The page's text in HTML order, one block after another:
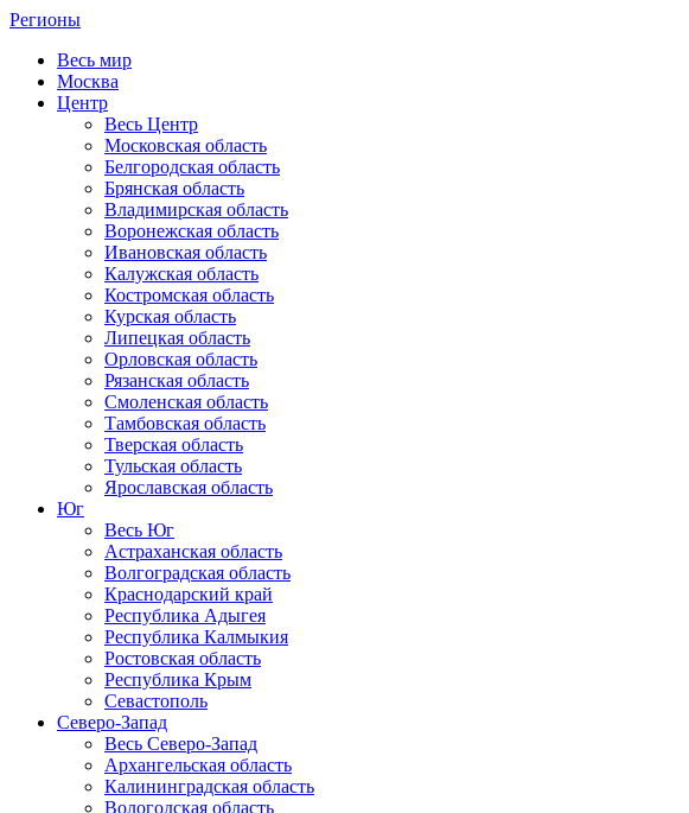
Регионы
Весь мир
Москва
Центр
Весь Центр
Московская область
Белгородская область
Брянская область
Владимирская область
Воронежская область
Ивановская область
Калужская область
Костромская область
Курская область
Липецкая область
Орловская область
Рязанская область
Смоленская область
Тамбовская область
Тверская область
Тульская область
Ярославская область
Юг
Весь Юг
Астраханская область
Волгоградская область
Краснодарский край
Республика Адыгея
Республика Калмыкия
Ростовская область
Республика Крым
Севастополь
Северо-Запад
Весь Северо-Запад
Архангельская область
Калининградская область
Вологодская область